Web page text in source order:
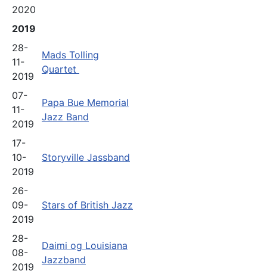
2020
2019
28-
11-
2019
Mads Tolling
Quartet
07-
11-
2019
Papa Bue Memorial
Jazz Band
17-
10-
2019
Storyville Jassband
26-
09-
2019
Stars of British Jazz
28-
08-
2019
Daimi og Louisiana
Jazzband